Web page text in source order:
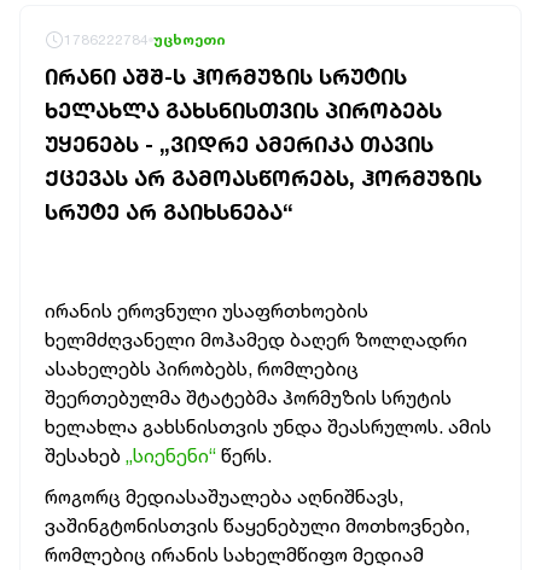
1786222784 უცხოეთი
ᲘᲠᲐᲜᲘ ᲐᲨᲨ-Ს ᲰᲝᲠᲛᲣᲖᲘᲡ ᲡᲠᲣᲢᲘᲡ
ᲮᲔᲚᲐᲮᲚᲐ ᲒᲐᲮᲡᲜᲘᲡᲗᲕᲘᲡ ᲞᲘᲠᲝᲑᲔᲑᲡ
ᲣᲧᲔᲜᲔᲑᲡ - „ᲕᲘᲓᲠᲔ ᲐᲛᲔᲠᲘᲙᲐ ᲗᲐᲕᲘᲡ
ᲥᲪᲔᲕᲐᲡ ᲐᲠ ᲒᲐᲛᲝᲐᲡᲬᲝᲠᲔᲑᲡ, ᲰᲝᲠᲛᲣᲖᲘᲡ
ᲡᲠᲣᲢᲔ ᲐᲠ ᲒᲐᲘᲮᲡᲜᲔᲑᲐ“
ირანის ეროვნული უსაფრთხოების
ხელმძღვანელი მოჰამედ ბაღერ ზოლღადრი
ასახელებს პირობებს, რომლებიც
შეერთებულმა შტატებმა ჰორმუზის სრუტის
ხელახლა გახსნისთვის უნდა შეასრულოს. ამის
შესახებ „სიენენი“ წერს.
როგორც მედიასაშუალება აღნიშნავს,
ვაშინგტონისთვის წაყენებული მოთხოვნები,
რომლებიც ირანის სახელმწიფო მედიამ